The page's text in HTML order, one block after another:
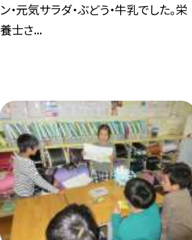
ン・元気サラダ・ぶどう・牛乳でした。栄
養士さ...